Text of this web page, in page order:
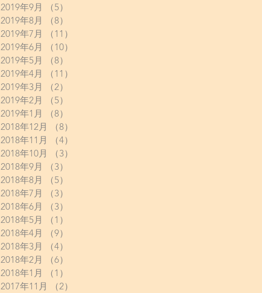
2019年9月
（5）
2019年8月
（8）
2019年7月
（11）
2019年6月
（10）
2019年5月
（8）
2019年4月
（11）
2019年3月
（2）
2019年2月
（5）
2019年1月
（8）
2018年12月
（8）
2018年11月
（4）
2018年10月
（3）
2018年9月
（3）
2018年8月
（5）
2018年7月
（3）
2018年6月
（3）
2018年5月
（1）
2018年4月
（9）
2018年3月
（4）
2018年2月
（6）
2018年1月
（1）
2017年11月
（2）